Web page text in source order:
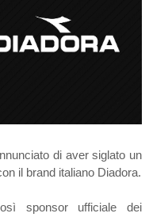
di aver siglato un
il brand italiano Diadora.
sponsor ufficiale dei